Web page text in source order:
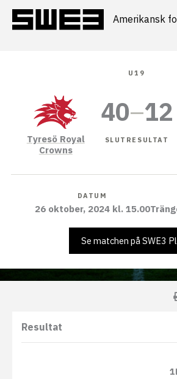
innehåll
Amerikansk
U19
Tyresö Royal
Crowns
40–12
SLUTRESULTAT
DATUM
26 oktober, 2024 kl. 15.00
Se matchen på SWE3
Resultat